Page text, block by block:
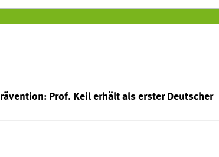
Prof. Keil erhält als erster Deutscher